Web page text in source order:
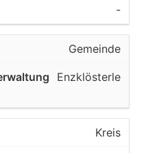
-
Gemeinde
Enzklösterle
Kreis